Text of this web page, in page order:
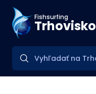
Fishsurfing
Trhovisko